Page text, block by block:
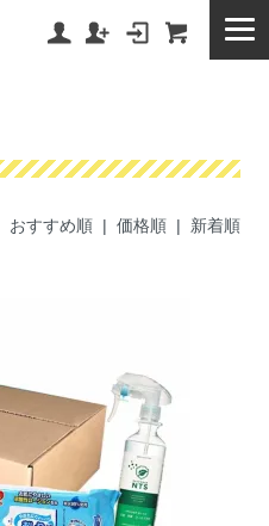
おすすめ順 | 価格順| 新着順